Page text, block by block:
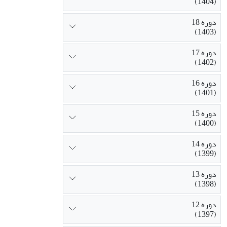
دوره 18
(1403)
دوره 17
(1402)
دوره 16
(1401)
دوره 15
(1400)
دوره 14
(1399)
دوره 13
(1398)
دوره 12
(1397)